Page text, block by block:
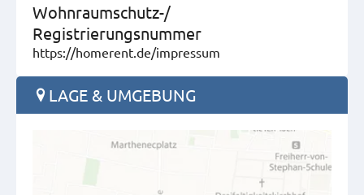
Wohnraumschutz-/
Registrierungsnummer
https://homerent.de/impressum
LAGE & UMGEBUNG